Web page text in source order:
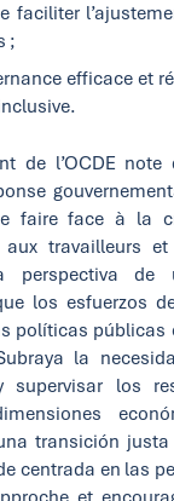
faciliter
;
efficace et
de l’OCDE
faire face à la
aux travailleurs
perspectiva de
los esfuerzos
políticas públicas
la
supervisar los
transición
centrada en las